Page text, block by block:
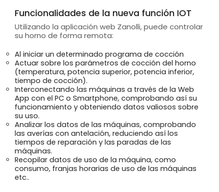
Funcionalidades de la nueva función IOT
Utilizando la aplicación web Zanolli, puede controlar
su horno de forma remota:
Al iniciar un determinado programa de cocción
Actuar sobre los parámetros de cocción del horno
(temperatura, potencia superior, potencia inferior,
tiempo de cocción).
Interconectando las máquinas a través de la Web
App con el PC o Smartphone, comprobando así su
funcionamiento y obteniendo datos valiosos sobre
su uso.
Analizar los datos de las máquinas, comprobando
las averías con antelación, reduciendo así los
tiempos de reparación y las paradas de las
máquinas.
Recopilar datos de uso de la máquina, como
consumo, franjas horarias de uso de las máquinas
etc..